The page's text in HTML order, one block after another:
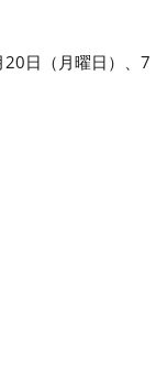
日（月曜日）、7